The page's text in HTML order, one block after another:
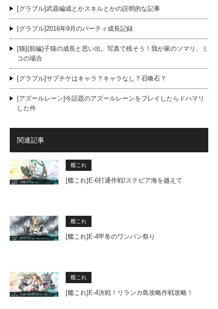
[グラブル]武器編成とかスキルとかの説明的な記事
[グラブル]2016年9月のパーティ成長記録
[猫](前編)子猫の成長と思い出。写真で残そう！我が家のソマリ、ミ
コの場合
[グラブル]サプチケはキャラ？キャラなし？召喚石？
[アズールレーン]今話題のアズールレーンをプレイしたらドハマリ
した件
関連記事
艦これ
[艦これ]E-6打通作戦!ステビア海を越えて
艦これ
[艦これ]E-4甲冬のワンパン祭り
艦これ
[艦これ]E-4決戦！リランカ島攻略作戦攻略！